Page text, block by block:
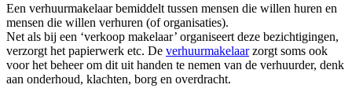
Een verhuurmakelaar bemiddelt tussen mensen die willen huren en
mensen die willen verhuren (of organisaties).
Net als bij een ‘verkoop makelaar’ organiseert deze bezichtigingen,
verzorgt het papierwerk etc. De verhuurmakelaarzorgt soms ook
voor het beheer om dit uit handen te nemen van de verhuurder, denk
aan onderhoud, klachten, borg en overdracht.